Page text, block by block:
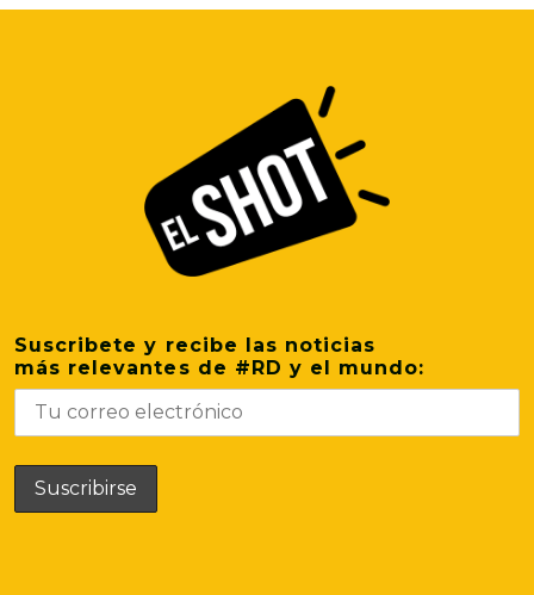
Suscribete y recibe las noticias
más relevantes de #RD y el mundo: